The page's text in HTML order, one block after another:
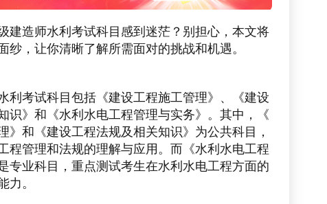
建造师水利考试科目感到迷茫？别担心，本文将
纱，让你清晰了解所需面对的挑战和机遇。
利考试科目包括《建设工程施工管理》、《建设
识》和《水利水电工程管理与实务》。其中，《
》和《建设工程法规及相关知识》为公共科目，
程管理和法规的理解与应用。而《水利水电工程
专业科目，重点测试考生在水利水电工程方面的
力。